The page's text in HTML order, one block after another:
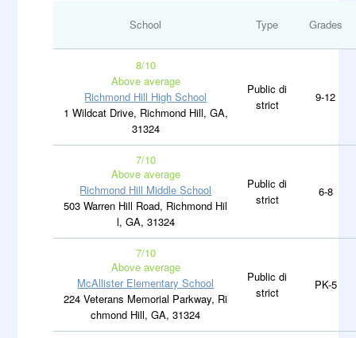
School Type Grades
8/10
Above average
Richmond Hill High School
1 Wildcat Drive, Richmond Hill, GA,
31324
Public di
strict
9-12
7/10
Above average
Richmond Hill Middle School
503 Warren Hill Road, Richmond Hil
l, GA, 31324
Public di
strict
6-8
7/10
Above average
McAllister Elementary School
224 Veterans Memorial Parkway, Ri
chmond Hill, GA, 31324
Public di
strict
PK-5